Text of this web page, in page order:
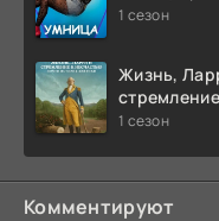
1 сезон
Жизнь,
Почти
1 сезон
Комментируют